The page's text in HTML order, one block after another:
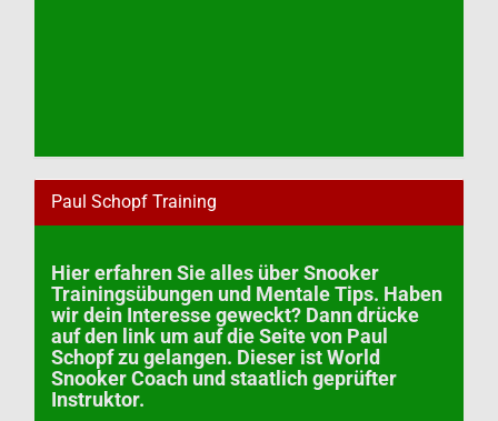
Paul Schopf Training
Hier erfahren Sie alles über Snooker
Trainingsübungen und Mentale Tips. Haben
wir dein Interesse geweckt? Dann drücke
auf den link um auf die Seite von Paul
Schopf zu gelangen. Dieser ist World
Snooker Coach und staatlich geprüfter
Instruktor.